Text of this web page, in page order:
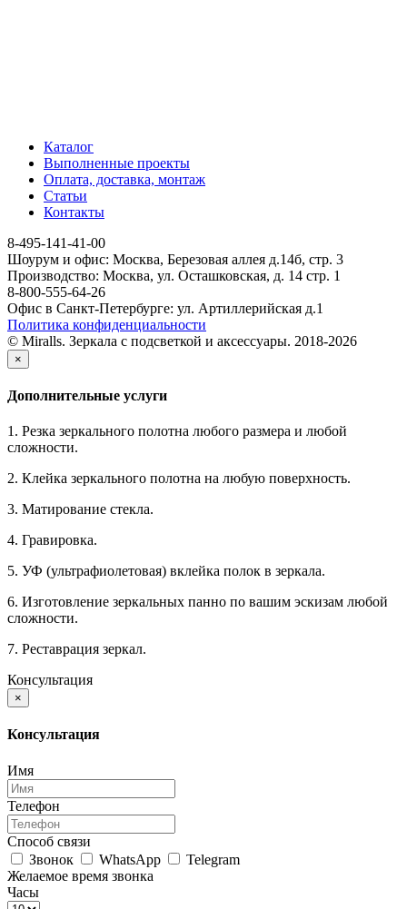
Каталог
Выполненные проекты
Оплата, доставка, монтаж
Статьи
Контакты
8-495-141-41-00
Шоурум и офис: Москва, Березовая аллея д.14б, стр. 3
Производство: Москва, ул. Осташковская, д. 14 стр. 1
8-800-555-64-26
Офис в Санкт-Петербурге: ул. Артиллерийская д.1
Политика конфиденциальности
© Miralls. Зеркала с подсветкой и аксессуары. 2018-2026
×
Дополнительные услуги
1. Резка зеркального полотна любого размера и любой
сложности.
2. Клейка зеркального полотна на любую поверхность.
3. Матирование стекла.
4. Гравировка.
5. УФ (ультрафиолетовая) вклейка полок в зеркала.
6. Изготовление зеркальных панно по вашим эскизам любой
сложности.
7. Реставрация зеркал.
Консультация
×
Консультация
Имя
Телефон
Способ связи
Звонок
WhatsApp
Telegram
Желаемое время звонка
Часы